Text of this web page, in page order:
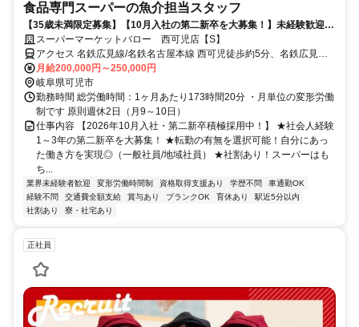
食品専門スーパーの魚介担当スタッフ
【35歳未満限定募集】【10月入社の第二新卒を大募集！】未経験歓迎！
三枚おろしもお手の物、お家での魚料理をレベルアップできちゃう♪
スーパーマーケットバロー 西可児店【S】
アクセス 名鉄広見線/名鉄名古屋本線 西可児徒歩約5分、名鉄広見線/
名鉄名古屋本線 可児川徒歩約34分、名鉄広見線/名鉄名古屋本線 善師
野徒歩約46分
月給200,000円～250,000円
岐阜県可児市
勤務時間 総労働時間：1ヶ月あたり173時間20分 ・月単位の変形労働
制です 原則週休2日（月9～10日）
仕事内容 【2026年10月入社・第二新卒積極採用中！】 ★社会人経験
1～3年の第二新卒を大募集！ ★転勤の有無を選択可能！自分にあっ
た働き方を実現◎（一般社員/地域社員） ★社割あり！スーパーはも
ち...
業界未経験者歓迎 変形労働時間制 資格取得支援あり 学歴不問
車通勤OK
経験不問
交通費全額支給 賞与あり ブランクOK 育休あり
駅近5分以内
社割あり
寮・社宅あり
正社員